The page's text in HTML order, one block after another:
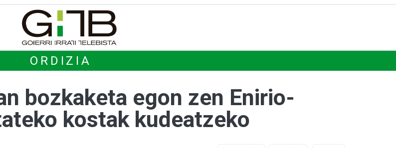
ORDIZIA
bozkaketa egon zen Enirio-
kostak kudeatzeko